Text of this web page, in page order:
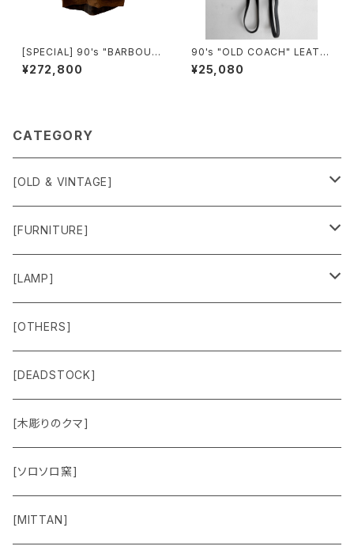
[SPECIAL] 90's "BARBOUR
/ LONGSHOREMAN" SMOC
K made in ENGLAND
¥272,800
90's "OLD COACH" LEATH
ER SMALL BACKPACK mad
e in USA
¥25,080
CATEGORY
[OLD & VINTAGE]
Sweat & Knit
Shirts
Outer
Jacket
Cut＆Sewn
Vest
Pants
[FURNITURE]
Chair
Box
Others
[LAMP]
Lamp
Lamp Parts
[OTHERS]
[DEADSTOCK]
[木彫りのクマ]
[ソロソロ窯]
[MITTAN]